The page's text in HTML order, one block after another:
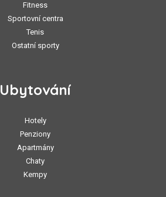
Fitness
Sportovní centra
Tenis
Ostatní sporty
Ubytování
Hotely
Penziony
Apartmány
Chaty
Kempy